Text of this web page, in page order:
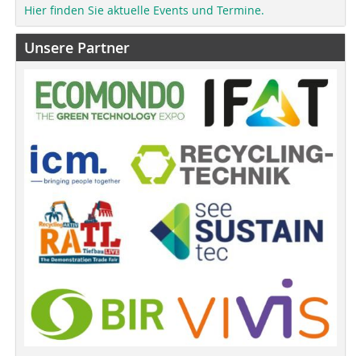
Hier finden Sie aktuelle Events und Termine.
Unsere Partner